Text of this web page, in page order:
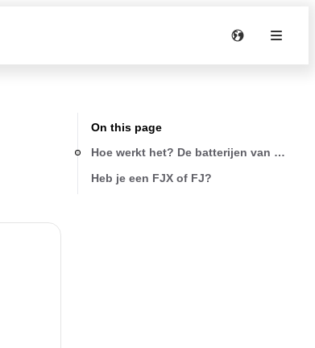
On this page
Hoe werkt het? De batterijen van de
Heb je een FJX of FJ?